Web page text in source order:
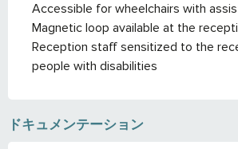
Accessible for wheelchairs with
Magnetic loop available at the
Reception staff sensitized to the
people with disabilities
ドキュメンテーション